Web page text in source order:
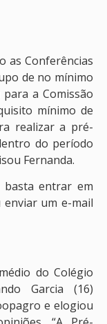
as Conferências
de no mínimo
a Comissão
mínimo de
realizar a pré-
do período
Fernanda.
basta entrar em
um e-mail
do Colégio
Garcia (16)
e elogiou